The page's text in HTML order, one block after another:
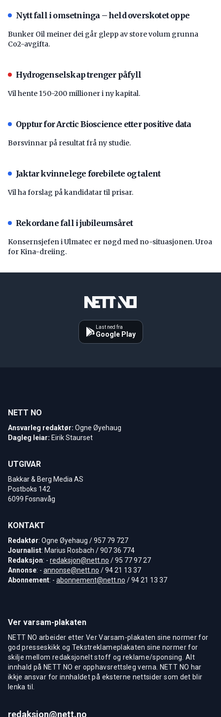
Nytt fall i omsetninga – held overskotet oppe
Bunker Oil meiner dei går glepp av store volum grunna
Co2-avgifta.
Hydrogenselskap trenger påfyll
Vil hente 150-200 millioner i ny kapital.
Opptur for Arctic Bioscience etter positive data
Børsvinnar på resultat frå ny studie.
Jaktar kvinnelege førebilete og talent
Vil ha forslag på kandidatar til prisar.
Rekordane fall i jubileumsåret
Konsernsjefen i Ulmatec er nøgd med no-situasjonen. Uroa
for Kina-dreiing.
Last ned fra
Google Play
NETT NO
Ansvarleg redaktør: Ogne Øyehaug
Dagleg leiar: Eirik Staurset
UTGIVAR
Bakkar & Berg Media AS
Postboks 142
6099 Fosnavåg
KONTAKT
Redaktør: Ogne Øyehaug / 957 79 727
Journalist: Marius Rosbach / 907 36 774
Redaksjon: - redaksjon@nett.no / 95 77 97 27
Annonse: - annonse@nett.no / 94 21 13 37
Abonnement: - abonnement@nett.no / 94 21 13 37
Ver varsam-plakaten
NETT NO arbeider etter Ver Varsam-plakaten sine normer for
god presseskikk og Tekstreklameplakaten sine normer for
skilje mellom redaksjonelt stoff og reklame/sponsing. Alt
innhald på NETT NO er opphavsrettsleg verna. NETT NO har
ikkje ansvar for innhaldet på eksterne nettsider som det blir
lenka til.
redaksjon@nett.no